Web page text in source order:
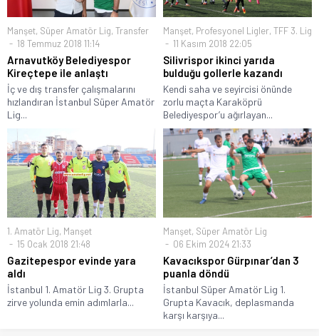
Manşet, Süper Amatör Lig, Transfer
18 Temmuz 2018 11:14
Arnavutköy Belediyespor
Kireçtepe ile anlaştı
İç ve dış transfer çalışmalarını
hızlandıran İstanbul Süper Amatör
Lig...
Manşet, Profesyonel Ligler, TFF 3. Lig
11 Kasım 2018 22:05
Silivrispor ikinci yarıda
bulduğu gollerle kazandı
Kendi saha ve seyircisi önünde
zorlu maçta Karaköprü
Belediyespor’u ağırlayan...
1. Amatör Lig, Manşet
15 Ocak 2018 21:48
Gazitepespor evinde yara
aldı
İstanbul 1. Amatör Lig 3. Grupta
zirve yolunda emin adımlarla...
Manşet, Süper Amatör Lig
06 Ekim 2024 21:33
Kavacıkspor Gürpınar’dan 3
puanla döndü
İstanbul Süper Amatör Lig 1.
Grupta Kavacık, deplasmanda
karşı karşıya...